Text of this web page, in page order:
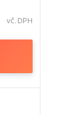
vč. DPH